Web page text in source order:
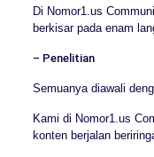
Di Nomor1.us
berkisar pada enam
– Penelitian
Semuanya diawali
Kami di Nomor1.us
konten berjalan